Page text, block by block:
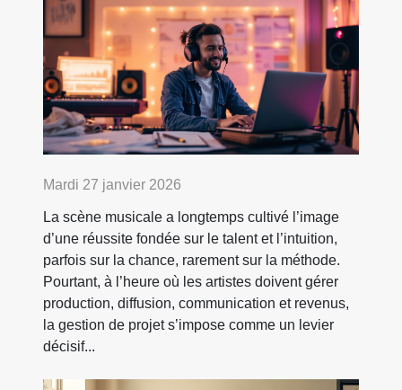
Mardi 27 janvier 2026
La scène musicale a longtemps cultivé l’image
d’une réussite fondée sur le talent et l’intuition,
parfois sur la chance, rarement sur la méthode.
Pourtant, à l’heure où les artistes doivent gérer
production, diffusion, communication et revenus,
la gestion de projet s’impose comme un levier
décisif...